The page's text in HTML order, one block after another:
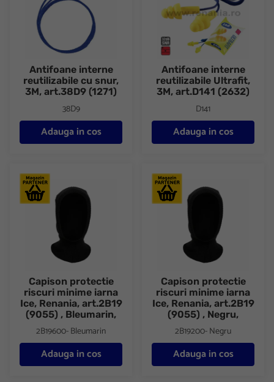
Antifoane interne
reutilizabile cu snur,
3M, art.38D9 (1271)
38D9
Adauga in cos
Antifoane interne
reutilizabile Ultrafit,
3M, art.D141 (2632)
D141
Adauga in cos
Capison protectie riscuri minime iarna Ice, Renania, art.2B19
Capison protectie
riscuri minime iarna
Ice, Renania, art.2B19
(9055) , Bleumarin,
2B19600- Bleumarin
Adauga in cos
Capison protectie riscuri
Capison protectie
riscuri minime iarna
Ice, Renania, art.2B19
(9055) , Negru,
2B19200- Negru
Adauga in cos